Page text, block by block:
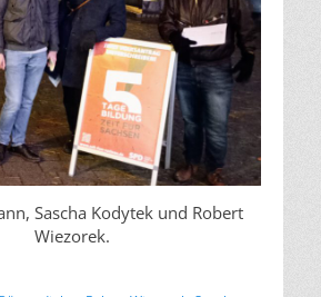
Sascha Kodytek und Robert
Wiezorek.